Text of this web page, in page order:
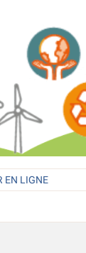
EN LIGNE